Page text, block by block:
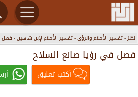
الكنز-تفسير الأحلام والرؤى-تفسير الأحلام لإبن شاهين- فصل
فصل في رؤيا صانع السلاح
أكتب تعليق